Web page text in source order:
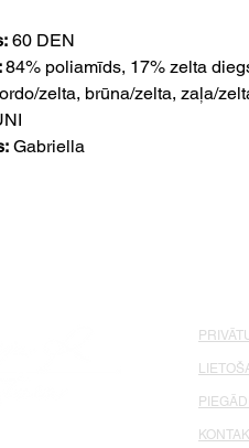
60 DEN
84% poliamīds, 17% zelta
zelta, brūna/zelta, zaļa/
Gabriella